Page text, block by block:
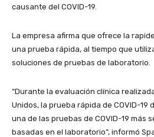
causante del COVID-19.
La empresa afirma que ofrece la
una prueba rápida, al tiempo que
soluciones de pruebas de laboratorio.
“Durante la evaluación clínica
Unidos, la prueba rápida de COVID-19
una de las pruebas de COVID-19 más
basadas en el laboratorio”, informó